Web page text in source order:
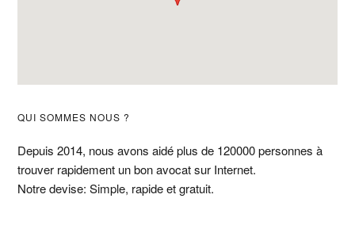
Barre
latérale
principale
QUI SOMMES NOUS ?
Depuis 2014, nous avons aidé plus de 120000 personnes à
trouver rapidement un bon avocat sur Internet.
Notre devise: Simple, rapide et gratuit.